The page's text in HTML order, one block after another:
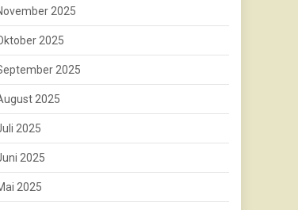
2025
2025
2025
2025
2025
2025
2025